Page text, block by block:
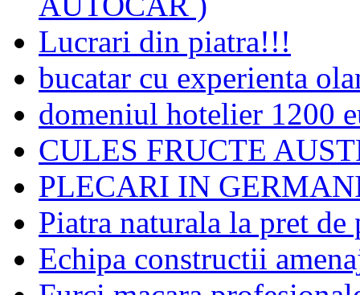
Lucrari din piatra!!!
bucatar cu experienta
domeniul hotelier 1200
CULES FRUCTE
PLECARI IN
Piatra naturala la pret de
Echipa constructii